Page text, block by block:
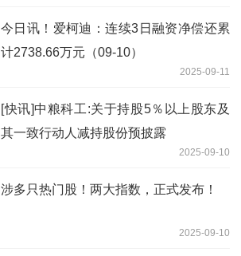
今日讯！爱柯迪：连续3日融资净偿还累
计2738.66万元（09-10）
2025-09-11
[快讯]中粮科工:关于持股5％以上股东及
其一致行动人减持股份预披露
2025-09-10
涉多只热门股！两大指数，正式发布！
2025-09-10